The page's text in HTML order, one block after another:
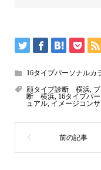
16タイプパーソナルカ
顔タイプ診断 横浜,
断 横浜, 16タイプパ
ュアル, イメージコン